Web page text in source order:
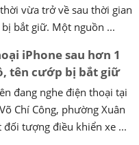
vừa trở về sau thời gian
bắt giữ. Một nguồn ...
iPhone sau hơn 1
tên cướp bị bắt giữ
đang nghe điện thoại tại
Chí Công, phường Xuân
đối tượng điều khiển xe ...